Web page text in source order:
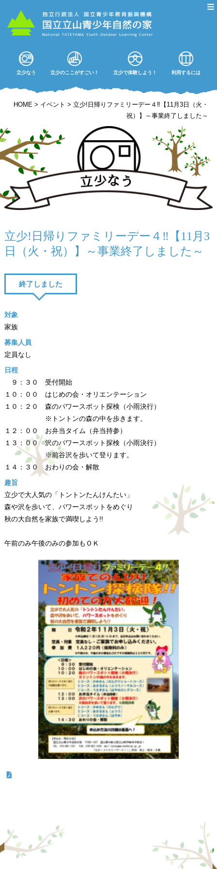
立少なう 立少のここがすごい！ 立少で体験しよう！ 利用するには
HOME > イベント > 立少!日帰りファミリーデー４‼【11月3日（火・
祝）】～事業終了しました～
立少!日帰りファミリーデー４‼【11月3
日（火・祝）】～事業終了しました～
終了しました
対象
家族
募集人員
定員なし
日程
９：３０ 受付開始
１０：００ はじめの会・オリエンテーション
１０：２０ 森のパワースポット探検（小雨決行）
※トントンの森の中を歩きます。
１２：００ お弁当タイム（弁当持参）
１３：００ 沢のパワースポット探検（小雨決行）
※前谷沢を歩いて登ります。
１４：３０ おわりの会・解散
趣旨
立少で大人気の「トントンたんけんたい」
森や沢を歩いて、パワースポットをめぐり
秋の大自然を家族で満喫しよう!!
午前のみ午後のみの参加もＯＫ